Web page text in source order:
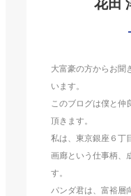
花田
大富豪の方からお聞
います。
このブログは僕と仲
頂きます。
私は、東京銀座６丁
画廊という仕事柄、
す。
パンダ君は、富裕層